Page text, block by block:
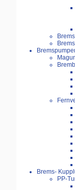
Brems-
PP-